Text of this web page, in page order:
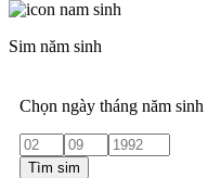
Sim năm sinh
Chọn ngày tháng năm sinh
Tìm sim